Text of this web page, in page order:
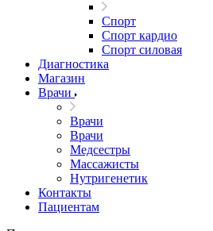
Спорт
Спорт кардио
Спорт силовая
Диагностика
Магазин
Врачи
Врачи
Врачи
Медсестры
Массажисты
Нутригенетик
Контакты
Пациентам